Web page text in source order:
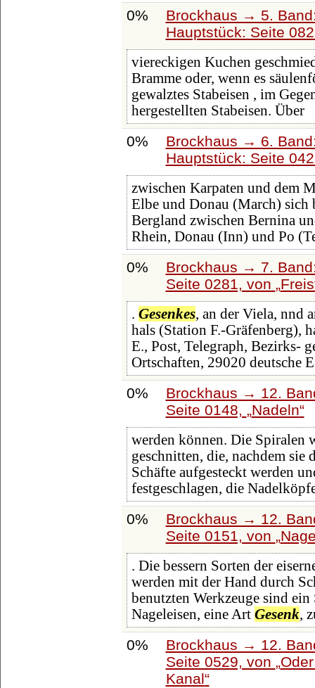
0%
Brockhaus → 5.
Hauptstück: Seite
viereckigen Kuchen
Bramme oder, wenn es
gewalztes Stabeisen , im
hergestellten Stabeisen. Über
0%
Brockhaus → 6.
Hauptstück: Seite
zwischen Karpaten und dem
Elbe und Donau (March) sich
Bergland zwischen Bernina
Rhein, Donau (Inn) und Po
0%
Brockhaus → 7.
Seite 0281, von
. Gesenkes, an der Viela, nnd
hals (Station F.-Gräfenberg),
E., Post, Telegraph, Bezirks-
Ortschaften, 29020 deutsche E
0%
Brockhaus → 12.
Seite 0148,
Nadeln
werden können. Die Spiralen
geschnitten, die, nachdem
Schäfte aufgesteckt werden
festgeschlagen, die
0%
Brockhaus → 12.
Seite 0151, von
. Die bessern Sorten der
werden mit der Hand durch
benutzten Werkzeuge sind
Nageleisen, eine Art Gesenk,
0%
Brockhaus → 12.
Seite 0529, von
Kanal